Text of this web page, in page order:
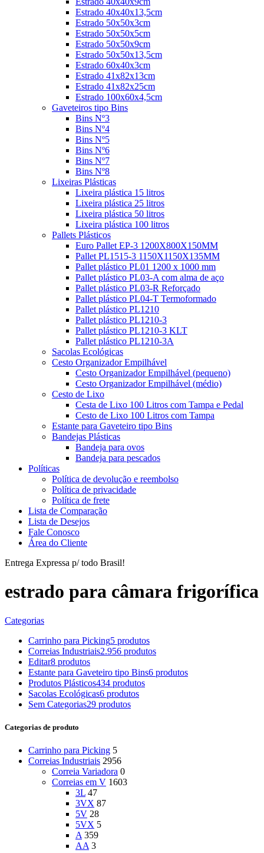
Estrado 40x40x13,5cm
Estrado 50x50x3cm
Estrado 50x50x5cm
Estrado 50x50x9cm
Estrado 50x50x13,5cm
Estrado 60x40x3cm
Estrado 41x82x13cm
Estrado 41x82x25cm
Estrado 100x60x4,5cm
Gaveteiros tipo Bins
Bins Nº3
Bins Nº4
Bins Nº5
Bins Nº6
Bins Nº7
Bins Nº8
Lixeiras Plásticas
Lixeira plástica 15 litros
Lixeira plástica 25 litros
Lixeira plástica 50 litros
Lixeira plástica 100 litros
Pallets Plásticos
Euro Pallet EP-3 1200X800X150MM
Pallet PL1515-3 1150X1150X135MM
Pallet plástico PL01 1200 x 1000 mm
Pallet plástico PL03-A com alma de aço
Pallet plástico PL03-R Reforçado
Pallet plástico PL04-T Termoformado
Pallet plástico PL1210
Pallet plástico PL1210-3
Pallet plástico PL1210-3 KLT
Pallet plástico PL1210-3A
Sacolas Ecológicas
Cesto Organizador Empilhável
Cesto Organizador Empilhável (pequeno)
Cesto Organizador Empilhável (médio)
Cesto de Lixo
Cesta de Lixo 100 Litros com Tampa e Pedal
Cesto de Lixo 100 Litros com Tampa
Estante para Gaveteiro tipo Bins
Bandejas Plásticas
Bandeja para ovos
Bandeja para pescados
Políticas
Política de devolução e reembolso
Política de privacidade
Política de frete
Lista de Comparação
Lista de Desejos
Fale Conosco
Área do Cliente
Entrega Expressa p/ todo Brasil!
estrado para câmara frigorífica
Categorias
Carrinho para Picking5 produtos
Correias Industriais2.956 produtos
Editar8 produtos
Estante para Gaveteiro tipo Bins6 produtos
Produtos Plásticos434 produtos
Sacolas Ecológicas6 produtos
Sem Categorias29 produtos
Categorias de produto
Carrinho para Picking 5
Correias Industriais 2956
Correia Variadora 0
Correias em V 1603
3L 47
3VX 87
5V 28
5VX 5
A 359
AA 3